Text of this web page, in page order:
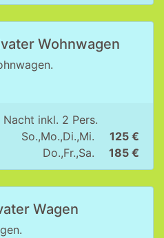
Wohnwagen
Nacht inkl. 2 Pers.
So.,Mo.,Di.,Mi.
125 €
Do.,Fr.,Sa.
185 €
Wagen